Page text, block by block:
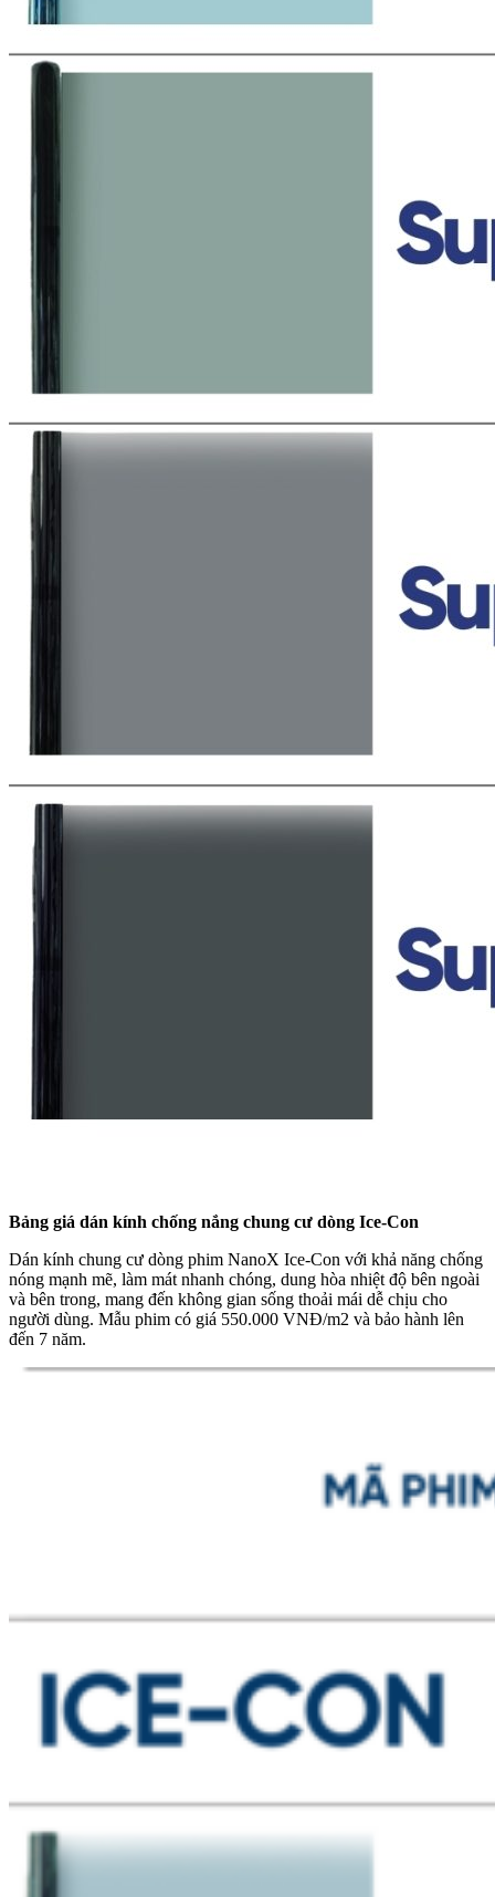
Bảng giá dán kính chống nắng chung cư dòng Ice-Con
Dán kính chung cư dòng phim NanoX Ice-Con với khả năng chống
nóng mạnh mẽ, làm mát nhanh chóng, dung hòa nhiệt độ bên ngoài
và bên trong, mang đến không gian sống thoải mái dễ chịu cho
người dùng. Mẫu phim có giá 550.000 VNĐ/m2 và bảo hành lên
đến 7 năm.